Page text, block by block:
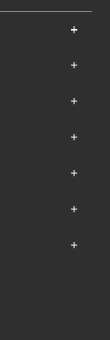
＋
＋
＋
＋
＋
＋
＋